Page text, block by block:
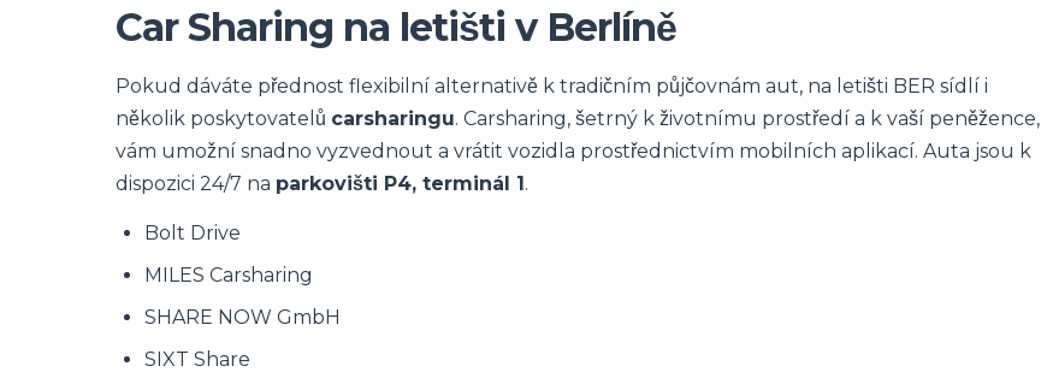
Car Sharing na letišti v Berlíně
Pokud dáváte přednost flexibilní alternativě k tradičním půjčovnám aut, na letišti BER sídlí i
několik poskytovatelů carsharingu. Carsharing, šetrný k životnímu prostředí a k vaší peněžence,
vám umožní snadno vyzvednout a vrátit vozidla prostřednictvím mobilních aplikací. Auta jsou k
dispozici 24/7 na parkovišti P4, terminál 1.
Bolt Drive
MILES Carsharing
SHARE NOW GmbH
SIXT Share